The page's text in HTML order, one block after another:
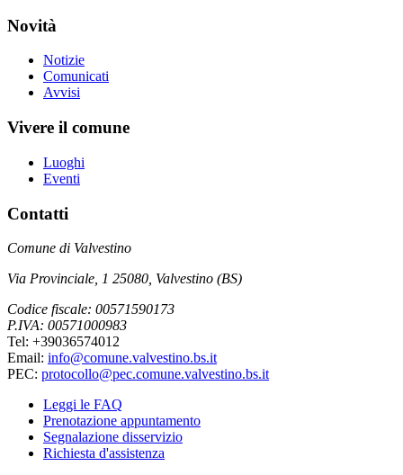
Novità
Notizie
Comunicati
Avvisi
Vivere il comune
Luoghi
Eventi
Contatti
Comune di Valvestino
Via Provinciale, 1 25080, Valvestino (BS)
Codice fiscale: 00571590173
P.IVA: 00571000983
Tel: +39036574012
Email: info@comune.valvestino.bs.it
PEC: protocollo@pec.comune.valvestino.bs.it
Leggi le FAQ
Prenotazione appuntamento
Segnalazione disservizio
Richiesta d'assistenza